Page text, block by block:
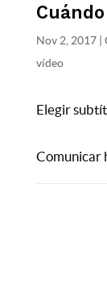
Nov 2, 2017|
vídeo
Elegir
Comunicar